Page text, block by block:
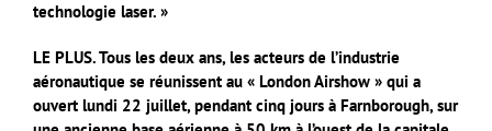
technologie laser. »
LE PLUS. Tous les deux ans, les acteurs de l’industrie
aéronautique se réunissent au « London Airshow » qui a
ouvert lundi 22 juillet, pendant cinq jours à Farnborough, sur